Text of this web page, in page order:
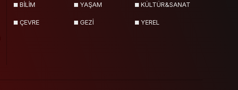
BİLİM YAŞAM KÜLTÜR&SANAT
ÇEVRE GEZİ YEREL